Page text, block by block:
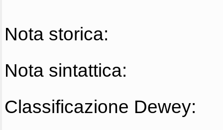
Nota storica:
Nota sintattica:
Classificazione Dewey: